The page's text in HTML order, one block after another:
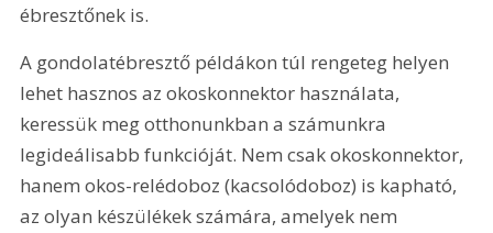
ébresztőnek is.
A gondolatébresztő példákon túl rengeteg helyen
lehet hasznos az okoskonnektor használata,
keressük meg otthonunkban a számunkra
legideálisabb funkcióját. Nem csak okoskonnektor,
hanem okos-relédoboz (kacsolódoboz) is kapható,
az olyan készülékek számára, amelyek nem